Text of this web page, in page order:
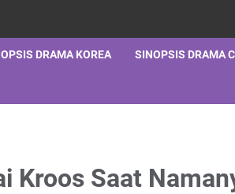
DRAMA KOREA SINOPSIS DRAMA
Kroos Saat